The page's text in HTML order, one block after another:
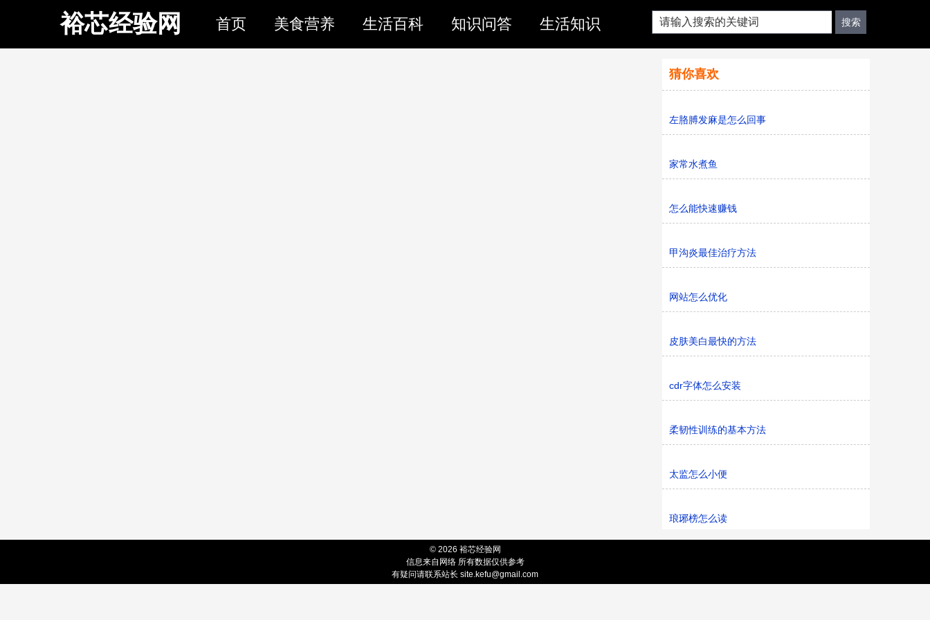
裕芯经验网 首页 美食营养 生活百科 知识问答 生活知识
猜你喜欢
左胳膊发麻是怎么回事
家常水煮鱼
怎么能快速赚钱
甲沟炎最佳治疗方法
网站怎么优化
皮肤美白最快的方法
cdr字体怎么安装
柔韧性训练的基本方法
太监怎么小便
琅琊榜怎么读
© 2026 裕芯经验网
信息来自网络 所有数据仅供参考
有疑问请联系站长 site.kefu@gmail.com